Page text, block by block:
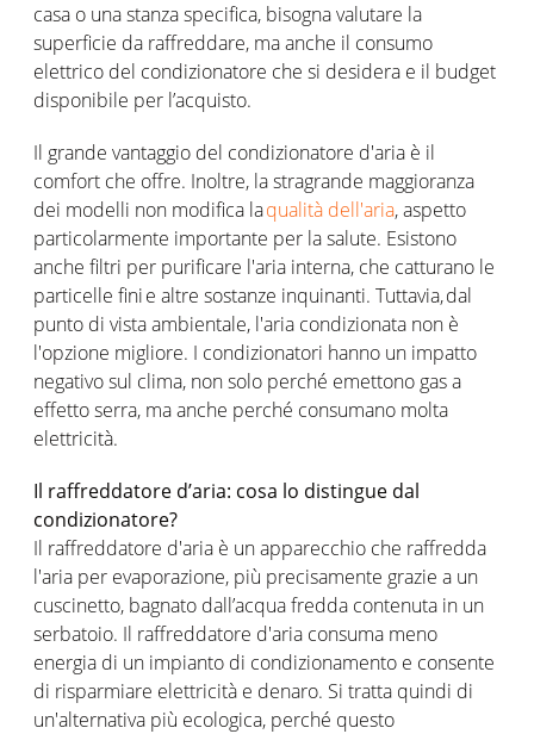
casa o una stanza specifica, bisogna valutare la
superficie da raffreddare, ma anche il consumo
elettrico del condizionatore che si desidera e il budget
disponibile per l’acquisto.
Il grande vantaggio del condizionatore d'aria è il
comfort che offre. Inoltre, la stragrande maggioranza
dei modelli non modifica laqualità dell'aria, aspetto
particolarmente importante per la salute. Esistono
anche filtri per purificare l'aria interna, che catturano le
particelle fini e altre sostanze inquinanti. Tuttavia, dal
punto di vista ambientale, l'aria condizionata non è
l'opzione migliore. I condizionatori hanno un impatto
negativo sul clima, non solo perché emettono gas a
effetto serra, ma anche perché consumano molta
elettricità.
Il raffreddatore d’aria: cosa lo distingue dal
condizionatore?
Il raffreddatore d'aria è un apparecchio che raffredda
l'aria per evaporazione, più precisamente grazie a un
cuscinetto, bagnato dall’acqua fredda contenuta in un
serbatoio. Il raffreddatore d'aria consuma meno
energia di un impianto di condizionamento e consente
di risparmiare elettricità e denaro. Si tratta quindi di
un'alternativa più ecologica, perché questo